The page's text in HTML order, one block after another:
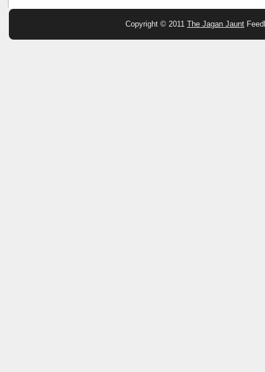
Copyright © 2011 The Jagan Jaunt